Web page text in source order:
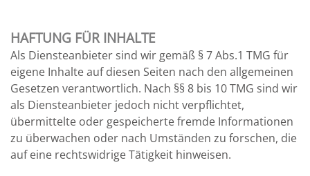
HAFTUNG FÜR INHALTE
Als Diensteanbieter sind wir gemäß § 7 Abs.1 TMG für
eigene Inhalte auf diesen Seiten nach den allgemeinen
Gesetzen verantwortlich. Nach §§ 8 bis 10 TMG sind wir
als Diensteanbieter jedoch nicht verpflichtet,
übermittelte oder gespeicherte fremde Informationen
zu überwachen oder nach Umständen zu forschen, die
auf eine rechtswidrige Tätigkeit hinweisen.